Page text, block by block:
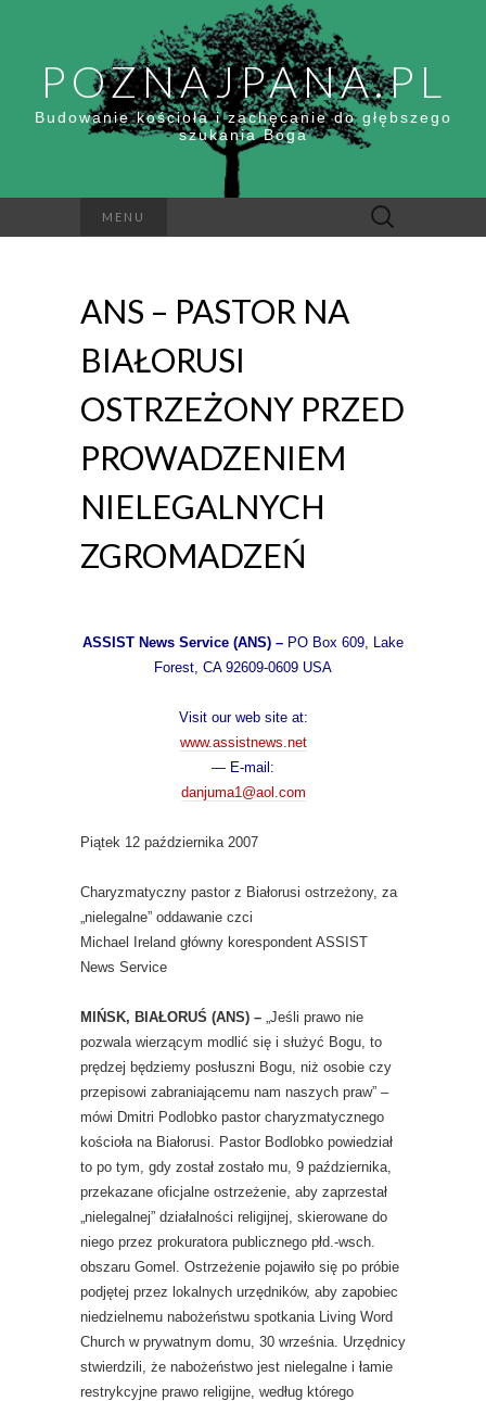
POZNAJPANA.PL
Budowanie kościoła i zachęcanie do głębszego
szukania Boga
MENU Szukaj:
ANS – PASTOR NA
BIAŁORUSI
OSTRZEŻONY PRZED
PROWADZENIEM
NIELEGALNYCH
ZGROMADZEŃ
ASSIST News Service (ANS) – PO Box 609, Lake
Forest, CA 92609-0609 USA
Visit our web site at:
www.assistnews.net
— E-mail:
danjuma1@aol.com
Piątek 12 października 2007
Charyzmatyczny pastor z Białorusi ostrzeżony, za
„nielegalne” oddawanie czci
Michael Ireland główny korespondent ASSIST
News Service
MIŃSK, BIAŁORUŚ (ANS) – „Jeśli prawo nie
pozwala wierzącym modlić się i służyć Bogu, to
prędzej będziemy posłuszni Bogu, niż osobie czy
przepisowi zabraniającemu nam naszych praw” –
mówi Dmitri Podlobko pastor charyzmatycznego
kościoła na Białorusi. Pastor Bodlobko powiedział
to po tym, gdy został zostało mu, 9 października,
przekazane oficjalne ostrzeżenie, aby zaprzestał
„nielegalnej” działalności religijnej, skierowane do
niego przez prokuratora publicznego płd.-wsch.
obszaru Gomel. Ostrzeżenie pojawiło się po próbie
podjętej przez lokalnych urzędników, aby zapobiec
niedzielnemu nabożeństwu spotkania Living Word
Church w prywatnym domu, 30 września. Urzędnicy
stwierdzili, że nabożeństwo jest nielegalne i łamie
restrykcyjne prawo religijne, według którego